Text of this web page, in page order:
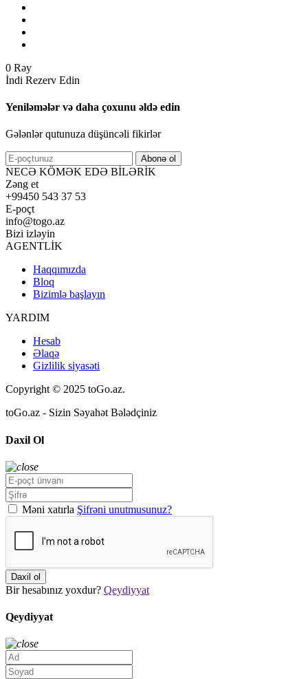
0 Rəy
İndi Rezerv Edin
Yeniləmələr və daha çoxunu əldə edin
Gələnlər qutunuza düşüncəli fikirlər
Abonə ol
NECƏ KÖMƏK EDƏ BİLƏRİK
Zəng et
+99450 543 37 53
E-poçt
info@togo.az
Bizi izləyin
AGENTLİK
Haqqımızda
Bloq
Bizimlə başlayın
YARDIM
Hesab
Əlaqə
Gizlilik siyasəti
Copyright © 2025 toGo.az.
toGo.az - Sizin Səyahət Bələdçiniz
Daxil Ol
Məni xatırla Şifrəni unutmusunuz?
Daxil ol
Bir hesabınız yoxdur? Qeydiyyat
Qeydiyyat